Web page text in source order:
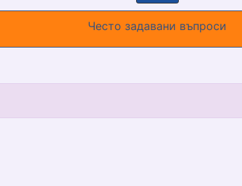
Често задавани въпроси